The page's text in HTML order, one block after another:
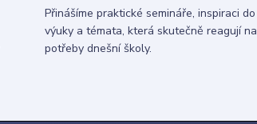
Přinášíme praktické semináře, inspiraci do
výuky a témata, která skutečně reagují na
potřeby dnešní školy.